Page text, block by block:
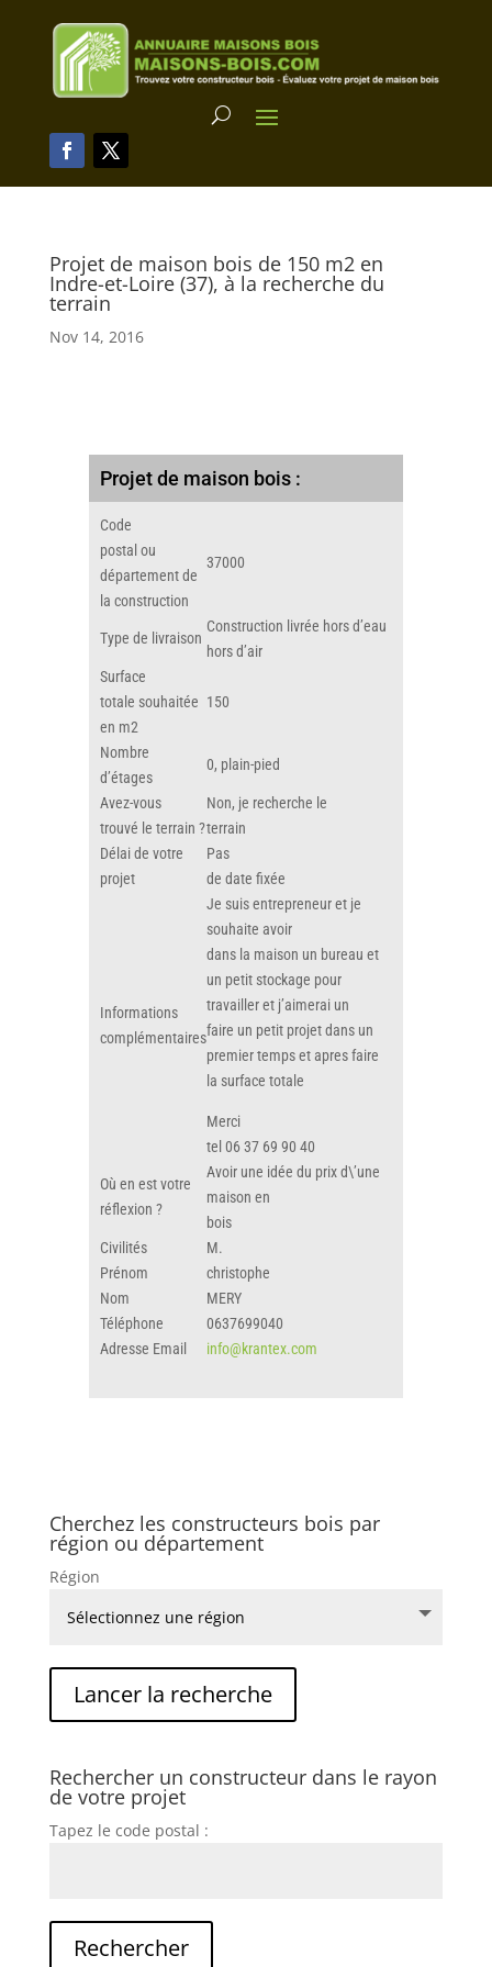
Projet de maison bois de 150 m2 en
Indre-et-Loire (37), à la recherche du
terrain
Nov 14, 2016
Projet de maison bois :
Code
postal ou
département de
la construction
37000
Type de livraison
Construction livrée hors d’eau
hors d’air
Surface
totale souhaitée
en m2
150
Nombre
d’étages
0, plain-pied
Avez-vous
trouvé le terrain ?
Non, je recherche le
terrain
Délai de votre
projet
Pas
de date fixée
Informations
complémentaires
Je suis entrepreneur et je
souhaite avoir
dans la maison un bureau et
un petit stockage pour
travailler et j’aimerai un
faire un petit projet dans un
premier temps et apres faire
la surface totale
Merci
tel 06 37 69 90 40
Où en est votre
réflexion ?
Avoir une idée du prix d\’une
maison en
bois
Civilités
M.
Prénom
christophe
Nom
MERY
Téléphone
0637699040
Adresse Email
info@krantex.com
Cherchez les constructeurs bois par
région ou département
Région
Rechercher un constructeur dans le rayon
de votre projet
Tapez le code postal :